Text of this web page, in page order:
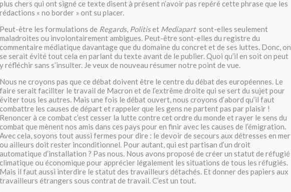
plus chers qui ont signé ce texte disent à présent n’avoir pas repéré cette phrase que les
rédactions « no border » ont su placer.
Peut-être les formulations de Regards, Politiset Mediapartsont-elles seulement
maladroites ou involontairement ambigues. Peut-être sont-elles du registre du
commentaire médiatique davantage que du domaine du concret et de ses luttes. Donc, on
se serait évité tout cela en parlant du texte avant de le publier. Quoi qu’il en soit on peut
y réfléchir sans s’insulter. Je veux de nouveau résumer notre point de vue.
Nous ne croyons pas que ce débat doivent être le centre du débat des européennes. Le
faire serait faciliter le travail de Macron et de l’extrême droite qui se sert du sujet pour
éviter tous les autres. Mais une fois le débat ouvert, nous croyons d’abord qu’il faut
combattre les causes de départ et rappeler que les gens ne partent pas par plaisir !
Renoncer à ce combat c’est cesser la lutte contre cet ordre du monde et rayer le sens du
combat que mènent nos amis dans ces pays pour en finir avec les causes de l’émigration.
Avec cela, soyons tout aussi fermes pour dire : le devoir de secours aux détresses en mer
ou ailleurs doit rester inconditionnel. Pour autant, qui est partisan d’un droit
automatique d’installation ? Pas nous. Nous avons proposé de créer un statut de réfugié
climatique ou économique pour apprécier légalement les situations de tous les réfugiés.
Mais il faut aussi interdire le statut des travailleurs détachés. Et donner des papiers aux
travailleurs étrangers sous contrat de travail. C’est un tout.